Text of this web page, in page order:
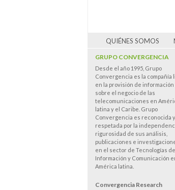
QUIÉNES SOMOS
GRUPO CONVERGENCIA
Desde el año 1995, Grupo
Convergencia es la compañía
en la provisión de información
sobre el negocio de las
telecomunicaciones en
latina y el Caribe. Grupo
Convergencia es reconocida y
respetada por la
rigurosidad de sus análisis,
publicaciones e
en el sector de Tecnologías de
Información y Comunicación
América latina.
Convergencia Research